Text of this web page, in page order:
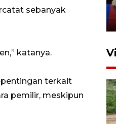
sebanyak
katanya.
terkait
pemilir, meskipun